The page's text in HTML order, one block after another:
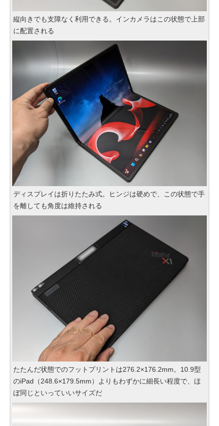
縦向きでも支障なく利用できる。インカメラはこの状態で上部
に配置される
ディスプレイは折りたたみ式。ヒンジは硬めで、この状態で手
を離しても角度は維持される
たたんだ状態でのフットプリントは276.2×176.2mm。10.9型
のiPad（248.6×179.5mm）よりもわずかに細長い程度で、ほ
ぼ同じといっていいサイズだ